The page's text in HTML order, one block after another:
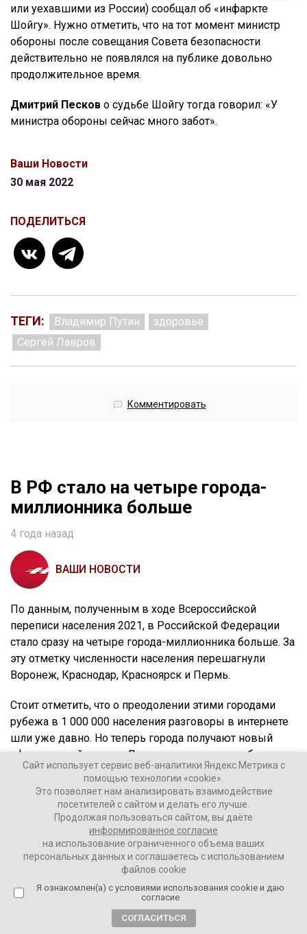
или уехавшими из России) сообщал об «инфаркте
Шойгу». Нужно отметить, что на тот момент министр
обороны после совещания Совета безопасности
действительно не появлялся на публике довольно
продолжительное время.
Дмитрий Песков о судьбе Шойгу тогда говорил: «У
министра обороны сейчас много забот».
Ваши Новости
30 мая 2022
ПОДЕЛИТЬСЯ
ТЕГИ: Владимир Путин
здоровье
Сергей Лавров
Комментировать
В РФ стало на четыре города-
миллионника больше
4 года назад
ВАШИ НОВОСТИ
По данным, полученным в ходе Всероссийской
переписи населения 2021, в Российской Федерации
стало сразу на четыре города-миллионника больше. За
эту отметку численности населения перешагнули
Воронеж, Краснодар, Красноярск и Пермь.
Стоит отметить, что о преодолении этими городами
рубежа в 1 000 000 населения разговоры в интернете
шли уже давно. Но теперь города получают новый
официальный статус. «Лента.ру» цитирует сообщение
Росстата:
Теперь в стране 16 городов, численность
постоянного населения которых насчитывает
более одного миллиона человек.
В соответствии с данными предыдущей переписи
населения РФ, проведенной в 2010 году, миллион
Сайт использует сервис веб-аналитики Яндекс Метрика с
помощью технологии «cookie».
Это позволяет нам анализировать взаимодействие
посетителей с сайтом и делать его лучше.
Продолжая пользоваться сайтом, вы даёте
информированное согласие
на использование ограниченного объема ваших
персональных данных и соглашаетесь с использованием
файлов cookie
Я ознакомлен(а) с условиями использования cookie и даю
согласие
СОГЛАСИТЬСЯ